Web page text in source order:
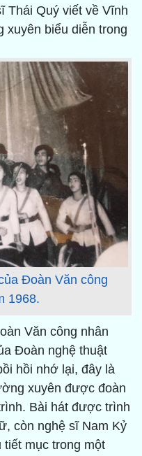
Thái Quý viết về Vĩnh
xuyên biểu diễn trong
Đoàn Văn công
1968.
Văn công nhân
Đoàn nghệ thuật
hồi nhớ lại, đây là
xuyên được đoàn
Bài hát được trình
còn nghệ sĩ Nam Kỷ
mục trong một